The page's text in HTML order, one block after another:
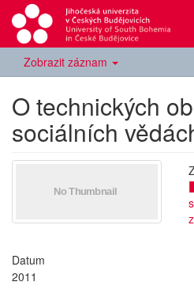
Zobrazit záznam
O technických
sociálních
Datum
2011